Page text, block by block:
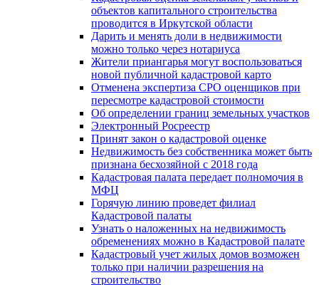
объектов капитального строительства
проводится в Иркутской области
Дарить и менять доли в недвижимости
можно только через нотариуса
Жители приангарья могут воспользоваться
новой публичной кадастровой карто
Отменена экспертиза СРО оценщиков при
пересмотре кадастровой стоимости
Об определении границ земельных участков
Электронный Росреестр
Принят закон о кадастровой оценке
Недвижимость без собственника может быть
признана бесхозяйной с 2018 года
Кадастровая палата передает полномочия в
МФЦ
Горячую линию проведет филиал
Кадастровой палаты
Узнать о наложенных на недвижимость
обременениях можно в Кадастровой палате
Кадастровый учет жилых домов возможен
только при наличии разрешения на
строительство